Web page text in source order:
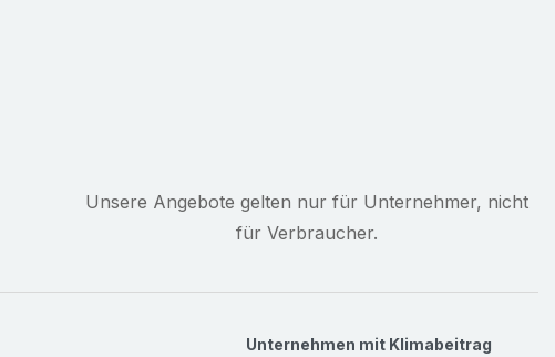
Unsere Angebote gelten nur für Unternehmer, nicht
für Verbraucher.
Unternehmen mit Klimabeitrag